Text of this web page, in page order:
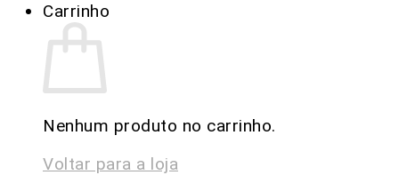
Carrinho
Nenhum produto no carrinho.
Voltar para a loja